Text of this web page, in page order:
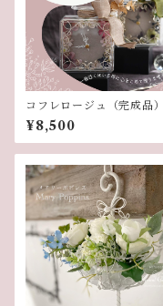
コフレロージュ（完成品）
¥8,500